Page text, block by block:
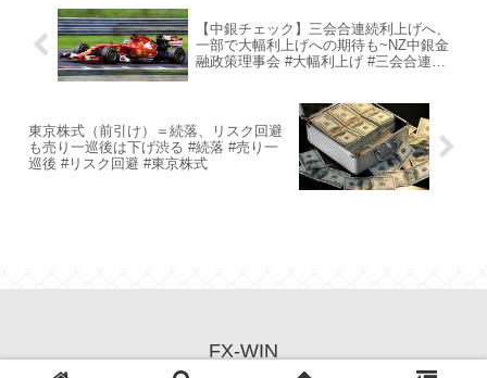
【中銀チェック】三会合連続利上げへ、
一部で大幅利上げへの期待も~NZ中銀金
融政策理事会 #大幅利上げ #三会合連続
東京株式（前引け）＝続落、リスク回避
も売り一巡後は下げ渋る #続落 #売り一
巡後 #リスク回避 #東京株式
FX-WIN